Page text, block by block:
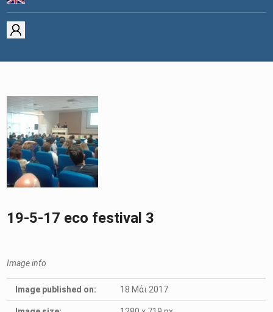
19-5-17 eco festival 3
Image info
Image published on: 18 Μάι 2017